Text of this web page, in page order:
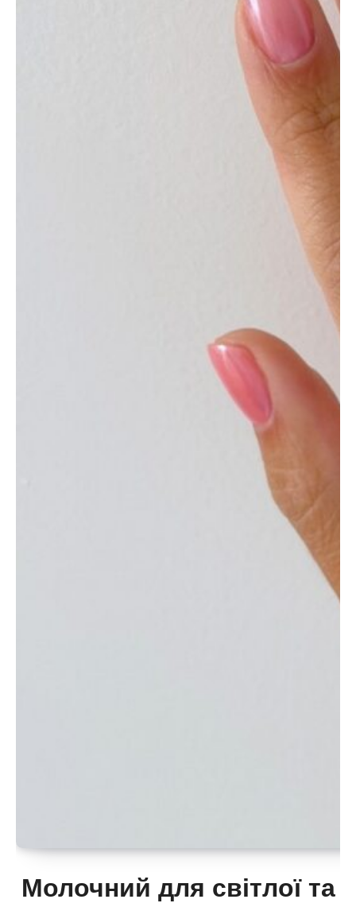
Молочний для світлої та